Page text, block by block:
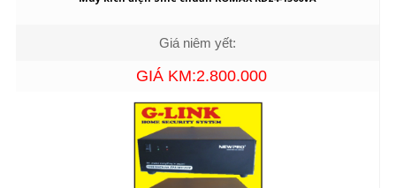
Giá niêm yết:
GIÁ KM:2.800.000